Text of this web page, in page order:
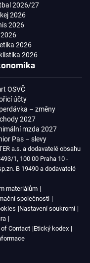
2026/27
2026
2026
2026
2026
OSVČ
účty
– změny
2027
mzda 2027
Pas – slevy
a.s. a dodavatelé obsahu
1, 100 00 Praha 10 -
B 19490 a dodavatelé
materiálům
společnosti
Nastavení soukromí
Contact Etický kodex